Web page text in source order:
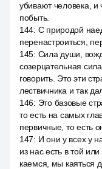
убивают человека, и
побыть.
144: С природой
перенастроиться,
145: Сила души,
созерцательная
говорить. Это эти
лествичника и так
146: Это базовые
то есть на самых
первичные, то есть
147: И они у всех у
из нас есть в той
каемся, мы каяться